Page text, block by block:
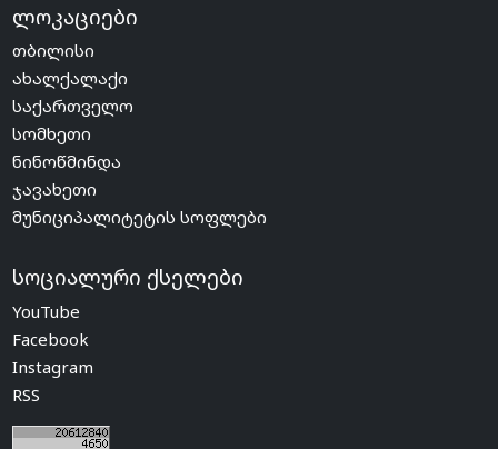
ლოკაციები
თბილისი
ახალქალაქი
საქართველო
სომხეთი
ნინოწმინდა
ჯავახეთი
მუნიციპალიტეტის სოფლები
სოციალური ქსელები
YouTube
Facebook
Instagram
RSS